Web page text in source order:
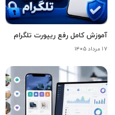
آموزش کامل رفع ریپورت تلگرام
۱۷ مرداد ۱۴۰۵